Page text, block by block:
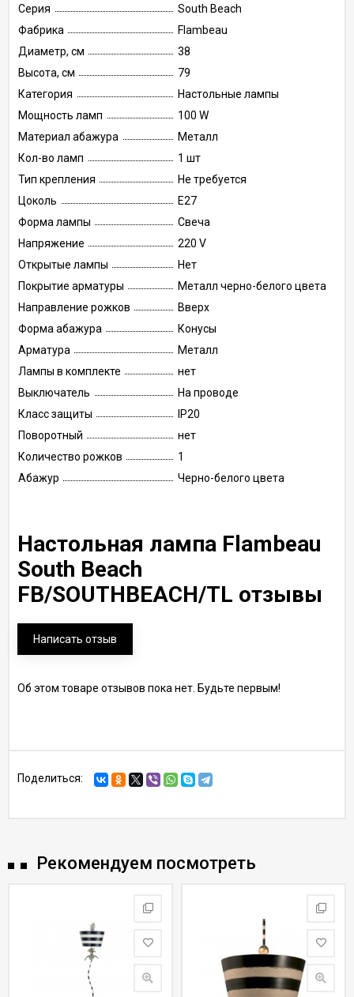
Серия
South Beach
Фабрика
Flambeau
Диаметр, см
38
Высота, см
79
Категория
Настольные лампы
Мощность ламп
100 W
Материал абажура
Металл
Кол-во ламп
1 шт
Тип крепления
Не требуется
Цоколь
E27
Форма лампы
Свеча
Напряжение
220 V
Открытые лампы
Нет
Покрытие арматуры
Металл черно-белого цвета
Направление рожков
Вверх
Форма абажура
Конусы
Арматура
Металл
Лампы в комплекте
нет
Выключатель
На проводе
Класс защиты
IP20
Поворотный
нет
Количество рожков
1
Абажур
Черно-белого цвета
Настольная лампа Flambeau
South Beach
FB/SOUTHBEACH/TL отзывы
Написать отзыв
Об этом товаре отзывов пока нет. Будьте первым!
Поделиться:
Рекомендуем посмотреть